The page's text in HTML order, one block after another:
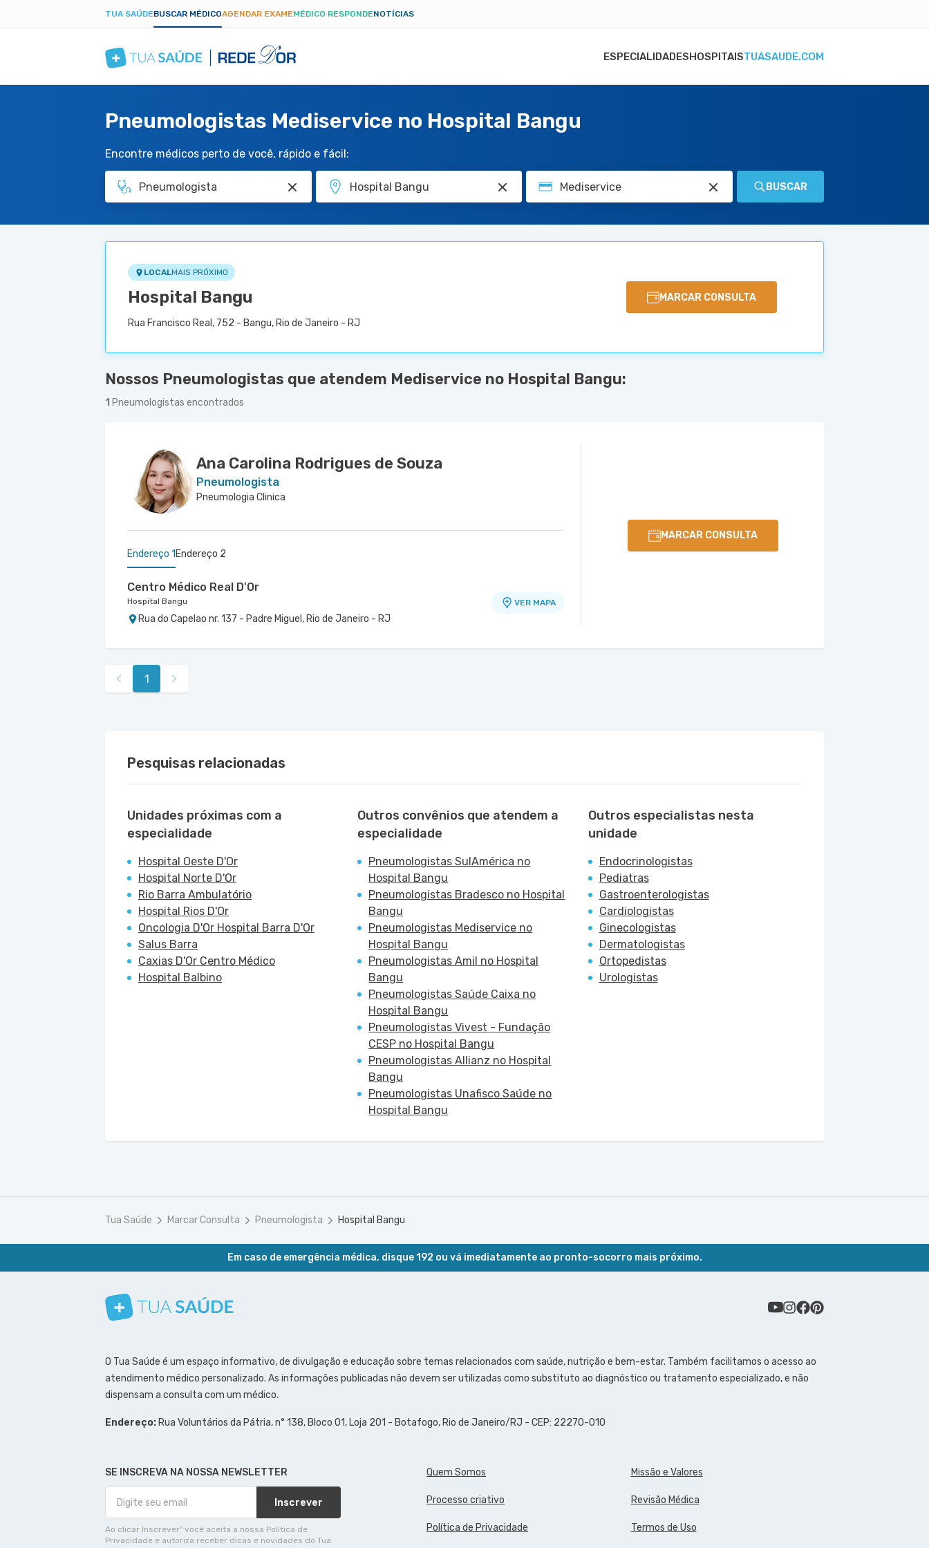
TUA SAÚDEBUSCAR MÉDICOAGENDAR EXAMEMÉDICO RESPONDENOTÍCIAS
ESPECIALIDADESHOSPITAISTUASAUDE.COM
Pneumologistas Mediservice no Hospital Bangu
Encontre médicos perto de você, rápido e fácil:
BUSCAR
LOCALMAIS PRÓXIMO
Hospital Bangu
Rua Francisco Real, 752 - Bangu, Rio de Janeiro - RJ
MARCAR CONSULTA
Nossos Pneumologistas que atendem Mediservice no Hospital Bangu:
1 Pneumologistas encontrados
Ana Carolina Rodrigues de Souza
Pneumologista
Pneumologia Clinica
MARCAR CONSULTA
Endereço 1 Endereço 2
Centro Médico Real D'Or
Hospital Bangu
Rua do Capelao nr. 137 - Padre Miguel, Rio de Janeiro - RJ
VER MAPA
Hospital Oeste D'Or
Rua Olinda Ellis nr. 73 - Campo Grande, Rio de Janeiro - RJ
VER MAPA
1
Pesquisas relacionadas
Unidades próximas com a
especialidade
Hospital Oeste D'Or
Hospital Norte D'Or
Rio Barra Ambulatório
Hospital Rios D'Or
Oncologia D'Or Hospital Barra D'Or
Salus Barra
Caxias D'Or Centro Médico
Hospital Balbino
Outros convênios que atendem a
especialidade
Pneumologistas SulAmérica no
Hospital Bangu
Pneumologistas Bradesco no Hospital
Bangu
Pneumologistas Mediservice no
Hospital Bangu
Pneumologistas Amil no Hospital
Bangu
Pneumologistas Saúde Caixa no
Hospital Bangu
Pneumologistas Vivest - Fundação
CESP no Hospital Bangu
Pneumologistas Allianz no Hospital
Bangu
Pneumologistas Unafisco Saúde no
Hospital Bangu
Outros especialistas nesta
unidade
Endocrinologistas
Pediatras
Gastroenterologistas
Cardiologistas
Ginecologistas
Dermatologistas
Ortopedistas
Urologistas
Tua Saúde Marcar Consulta Pneumologista Hospital Bangu
Em caso de emergência médica, disque 192 ou vá imediatamente ao pronto-socorro mais próximo.
Conheça nosso canal
Siga a gente no Instagram
Siga a gente no Facebook
Siga a gente no Pinterest
O Tua Saúde é um espaço informativo, de divulgação e educação sobre temas relacionados com saúde, nutrição e bem-estar. Também facilitamos o acesso ao
atendimento médico personalizado. As informações publicadas não devem ser utilizadas como substituto ao diagnóstico ou tratamento especializado, e não
dispensam a consulta com um médico.
Endereço: Rua Voluntários da Pátria, n° 138, Bloco 01, Loja 201 - Botafogo, Rio de Janeiro/RJ - CEP: 22270-010
SE INSCREVA NA NOSSA NEWSLETTER
Inscrever
Ao clicar Inscrever" você aceita a nossa Política de
Privacidade e autoriza receber dicas e novidades do Tua
Quem Somos Missão e Valores
Processo criativo Revisão Médica
Política de Privacidade Termos de Uso